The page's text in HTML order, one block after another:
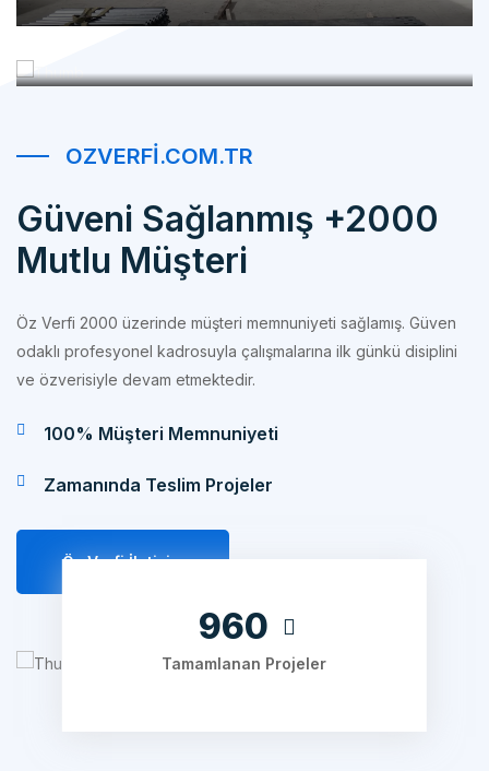
Güveni Sağlanmış +2000
Mutlu Müşteri
Öz Verfi 2000 üzerinde müşteri memnuniyeti sağlamış. Güven
ve özverisiyle devam etmektedir.
100% Müşteri Memnuniyeti
Zamanında Teslim Projeler
Tamamlanan Projeler